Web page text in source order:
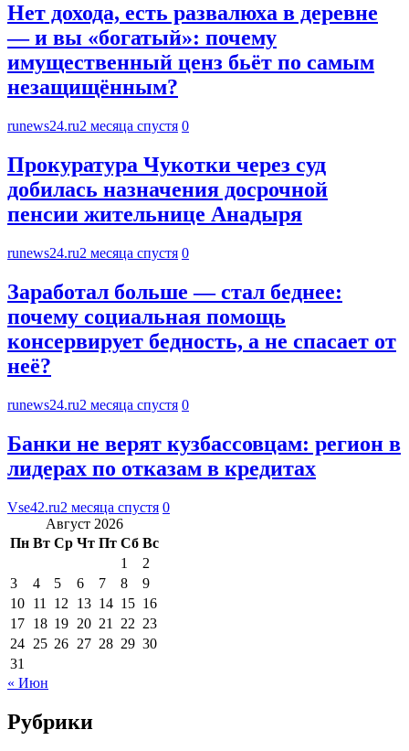
Нет дохода, есть развалюха в деревне
— и вы «богатый»: почему
имущественный ценз бьёт по самым
незащищённым?
runews24.ru2 месяца спустя 0
Прокуратура Чукотки через суд
добилась назначения досрочной
пенсии жительнице Анадыря
runews24.ru2 месяца спустя 0
Заработал больше — стал беднее:
почему социальная помощь
консервирует бедность, а не спасает от
неё?
runews24.ru2 месяца спустя 0
Банки не верят кузбассовцам: регион в
лидерах по отказам в кредитах
Vse42.ru2 месяца спустя 0
Август 2026
Пн Вт Ср Чт Пт Сб Вс
1
2
3
4 5 6 7 8
9
10 11 12 13 14 15 16
17 18 19 20 21 22 23
24 25 26 27 28 29 30
31
« Июн
Рубрики